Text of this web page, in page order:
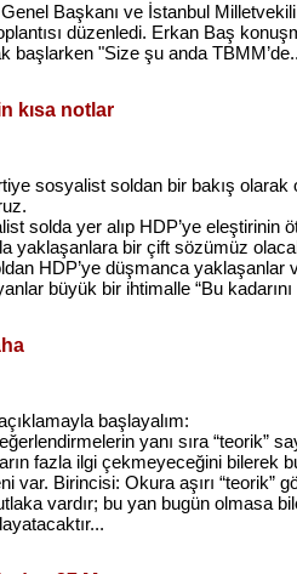
Başkanı ve İstanbul
düzenledi. Erkan Baş
başlarken "Size şu anda
kısa notlar
sosyalist soldan bir bakış olarak
solda yer alıp HDP’ye eleştirinin
yaklaşanlara bir çift sözümüz
HDP’ye düşmanca yaklaşanlar
büyük bir ihtimalle “Bu kadarını
başlayalım:
yanı sıra “teorik”
fazla ilgi çekmeyeceğini bilerek
var. Birincisi: Okura aşırı “teorik”
vardır; bu yan bugün olmasa